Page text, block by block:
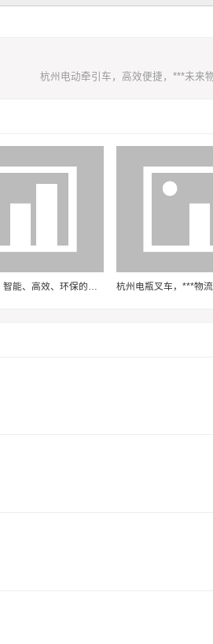
杭州电动牵引车，高效便捷，***未来
杭州电动叉车，智能、高效、环保的物流新选择🚜